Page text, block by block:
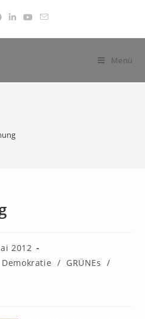
Menü
2012
Demokratie / GRÜNEs /